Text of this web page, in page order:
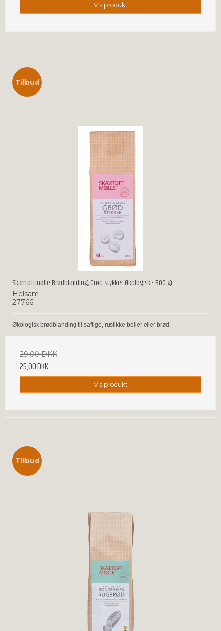
Vis produkt
Tilbud
Skærtoftmølle Brødblanding, Grød stykker Økologisk - 500 gr.
Helsam
27766
Økologisk brødblanding til saftige, rustikke boller eller brød.
29,00 DKK
25,00 DKK
Vis produkt
Tilbud